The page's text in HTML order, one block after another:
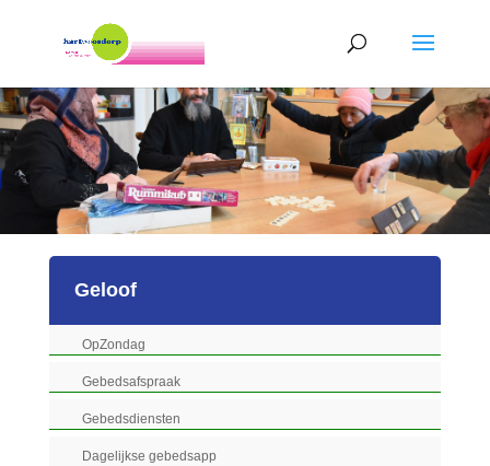
Geloof
OpZondag
Gebedsafspraak
Gebedsdiensten
Dagelijkse gebedsapp